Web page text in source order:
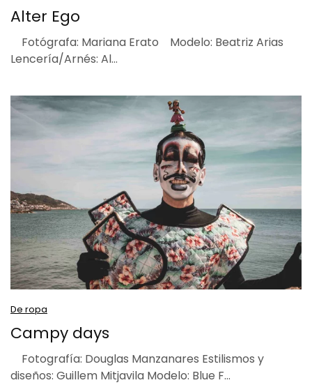
Alter Ego
Fotógrafa: Mariana Erato Modelo: Beatriz Arias
Lencería/Arnés: Al…
De ropa
Campy days
Fotografía: Douglas Manzanares Estilismos y
diseños: Guillem Mitjavila Modelo: Blue F…